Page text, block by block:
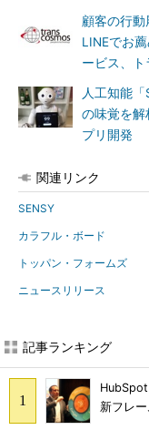
顧客の行動
LINEでお
ービス、
人工知能
の味覚を解
プリ開発
関連リンク
SENSY
カラフル・ボード
トッパン・フォームズ
ニュースリリース
記事ランキング
新フレ